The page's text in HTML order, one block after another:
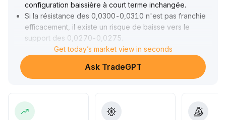
configuration baissière à court terme inchangée.
Si la résistance des 0,0300-0,0310 n'est pas franchie
efficacement, il existe un risque de baisse vers le
support des 0,0270-0,0275
L’apaisement géopolitique et la reprise de l’appétit pour
le risque sur le marché offrent des opportunités de
rebond, mais le volume réel des transactions ne s’est
les données NFP américaines et l'évolution de la
réglementation, de maintenir une stratégie défensive,
Get today’s market view in seconds
Ask TradeGPT